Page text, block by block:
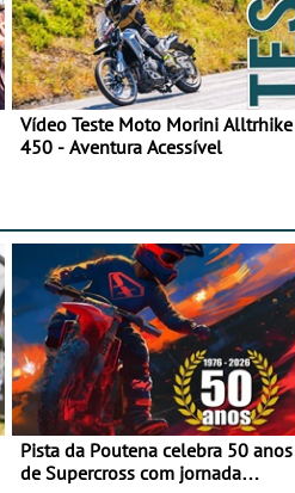
Vídeo Teste Moto Morini Alltrhike
450 - Aventura Acessível
Pista da Poutena celebra 50 anos
de Supercross com jornada